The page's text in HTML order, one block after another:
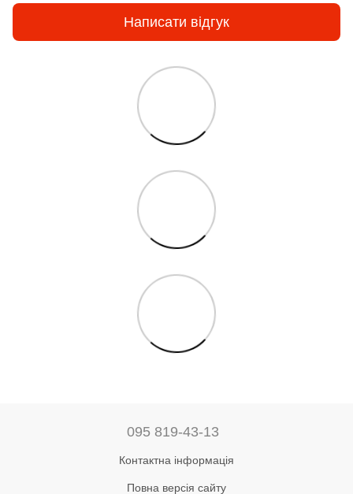
Написати відгук
095 819-43-13
Контактна інформація
Повна версія сайту